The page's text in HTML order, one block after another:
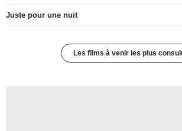
Juste pour une nuit
Les films à venir les plus